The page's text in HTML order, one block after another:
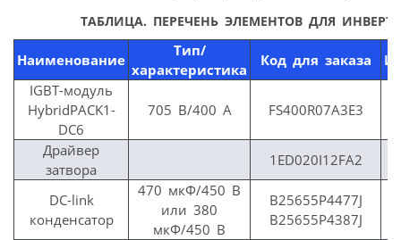
ТАБЛИЦА. ПЕРЕЧЕНЬ ЭЛЕМЕНТОВ ДЛЯ
Наименование
Тип/
характеристика
Код для заказа
IGBT-модуль
HybridPACK1-
DC6
705 В/400 A FS400R07A3E3
Драйвер
затвора
1ED020I12FA2
DC-link
конденсатор
470 мкФ/450 В
или 380
мкФ/450 В
B25655P4477J
B25655P4387J